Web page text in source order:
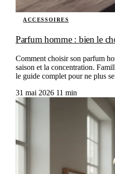
ACCESSOIRES
Parfum homme : bien le
Comment choisir son parfum
saison et la concentration.
le guide complet pour ne plus
31 mai 2026 11 min